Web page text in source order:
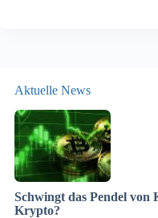
Aktuelle News
Schwingt das Pendel
Krypto?